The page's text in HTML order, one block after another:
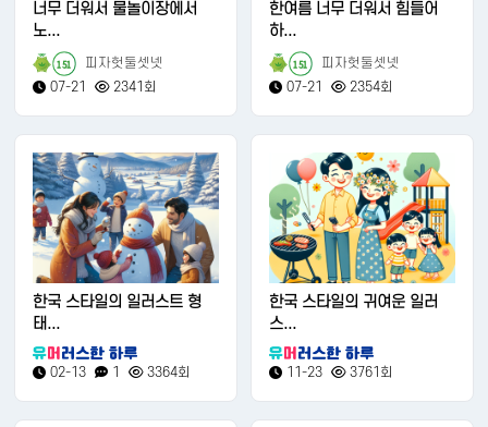
너무 더워서 물놀이장에서
노...
151
피자헛둘셋넷
07-21
2341회
한여름 너무 더워서 힘들어
하...
151
피자헛둘셋넷
07-21
2354회
한국 스타일의 일러스트 형
태...
02-13 1 3364회
한국 스타일의 귀여운 일러
스...
11-23 3761회